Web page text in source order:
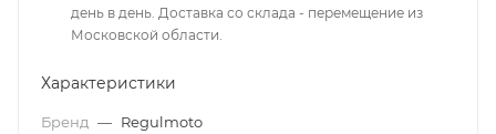
день в день. Доставка со склада - перемещение из
Московской области.
Характеристики
Бренд — Regulmoto